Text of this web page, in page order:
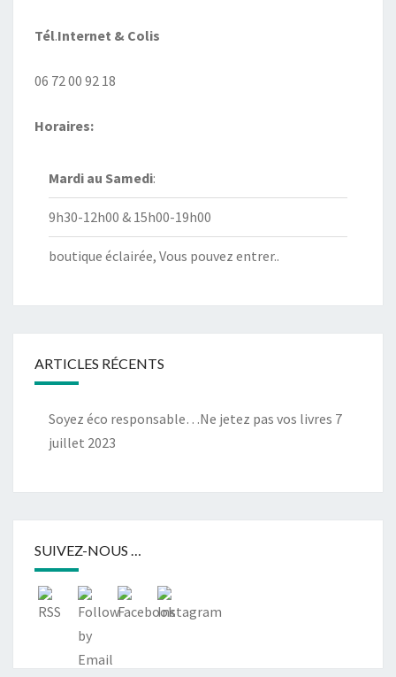
Tél.Internet & Colis
06 72 00 92 18
Horaires:
Mardi au Samedi:
9h30-12h00 & 15h00-19h00
boutique éclairée, Vous pouvez entrer..
ARTICLES RÉCENTS
Soyez éco responsable…Ne jetez pas vos livres 7
juillet 2023
SUIVEZ-NOUS …